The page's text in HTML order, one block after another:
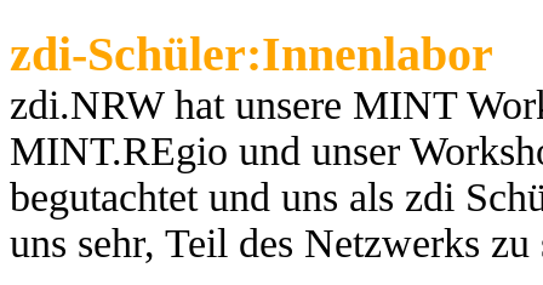
zdi-Schüler:Innenlabor
zdi.NRW hat unsere MINT
MINT.REgio und unser
begutachtet und uns als zdi
uns sehr, Teil des Netzwerks